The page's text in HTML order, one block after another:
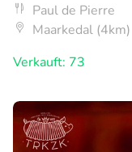
Paul de Pierre
Maarkedal (4km)
Verkauft: 73